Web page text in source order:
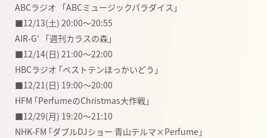
ABCラジオ 「ABCミュージックパラダイス」
■12/13(土) 20:00〜20:55
AIR-G' 「週刊カラスの森」
■12/14(日) 21:00〜22:00
HBCラジオ ｢ベストテンほっかいどう｣
■12/21(日) 19:00〜20:00
HFM ｢PerfumeのChristmas大作戦｣
■12/29(月) 19:20〜21:10
NHK-FM ｢ダブルDJショー 青山テルマ×Perfume｣